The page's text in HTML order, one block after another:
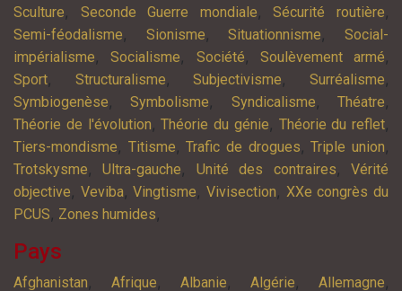
Sculture, Seconde Guerre mondiale,Sécurité routière,
Semi-féodalisme, Sionisme,Situationnisme,Social-
impérialisme,Socialisme, Société, Soulèvement armé,
Sport, Structuralisme,Subjectivisme,Surréalisme,
Symbiogenèse,Symbolisme, Syndicalisme,Théatre,
Théorie de l'évolution,Théorie du génie, Théorie du reflet,
Tiers-mondisme, Titisme,Trafic de drogues,Triple union,
Trotskysme,Ultra-gauche, Unité des contraires,Vérité
objective, Veviba,Vingtisme,Vivisection, XXe congrès du
PCUS, Zones humides,
Pays
Afghanistan, Afrique, Albanie, Algérie, Allemagne,